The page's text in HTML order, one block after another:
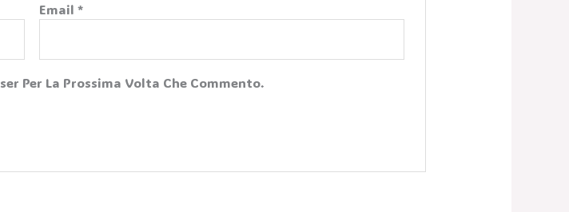
Email*
Per La Prossima Volta Che Commento.